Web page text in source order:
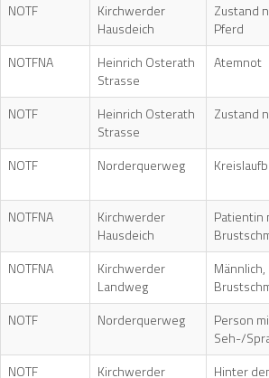
NOTF
Kirchwerder
Hausdeich
Zustand
Pferd
NOTFNA
Heinrich Osterath
Strasse
Atemnot
NOTF
Heinrich Osterath
Strasse
Zustand
NOTF Norderquerweg
NOTFNA
Kirchwerder
Hausdeich
Patientin
NOTFNA
Kirchwerder
Landweg
NOTF Norderquerweg
Person
Seh-/
NOTF Kirchwerder Hinter